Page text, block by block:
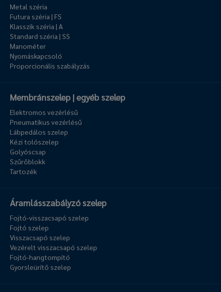
Metal széria
Futura széria | FS
Klasszik széria | A
Standard széria | SS
Manométer
Nyomáskapcsoló
Proporcionális szabályzás
Membránszelep | egyéb szelep
Elektromos vezérlésű
Pneumatikus vezérlésű
Lábpedálos szelep
Kézi tolószelep
Golyóscsap
Szűrőblokk
Tartozék
Áramlásszabályzó szelep
Fojtó-visszacsapó szelep
Fojtó szelep
Visszacsapó szelep
Vezérelt visszacsapó szelep
Fojtó-hangtompító
Gyorsleürítő szelep